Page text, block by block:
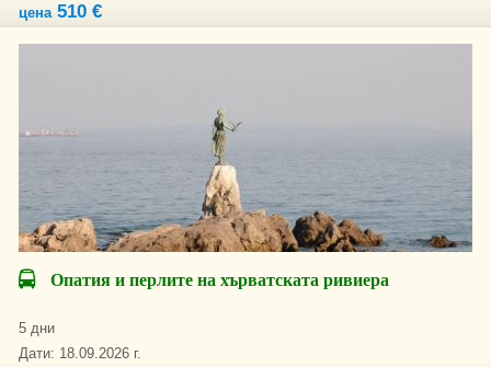
цена510 €
Опатия и перлите на хърватската ривиера
5 дни
Дати: 18.09.2026 г.